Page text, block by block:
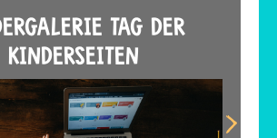
TAG DER
KINDERSEITEN